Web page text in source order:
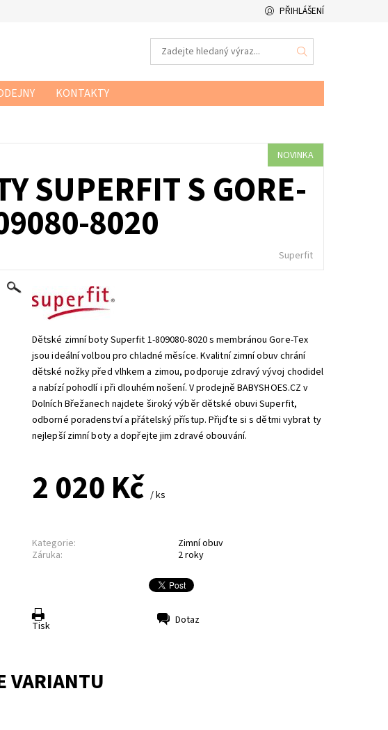
PŘIHLÁŠENÍ
KONTAKTY
NOVINKA
SUPERFIT S GORE-
8020
Superfit
Dětské zimní boty Superfit 1-809080-8020 s membránou Gore-Tex
jsou ideální volbou pro chladné měsíce. Kvalitní zimní obuv chrání
dětské nožky před vlhkem a zimou, podporuje zdravý vývoj chodidel
a nabízí pohodlí i při dlouhém nošení. V prodejně BABYSHOES.CZ v
Dolních Břežanech najdete široký výběr dětské obuvi Superfit,
odborné poradenství a přátelský přístup. Přijďte si s dětmi vybrat ty
nejlepší zimní boty a dopřejte jim zdravé obouvání.
2 020 Kč / ks
Kategorie:
Zimní obuv
Záruka:
2 roky
Tisk Dotaz
VARIANTU